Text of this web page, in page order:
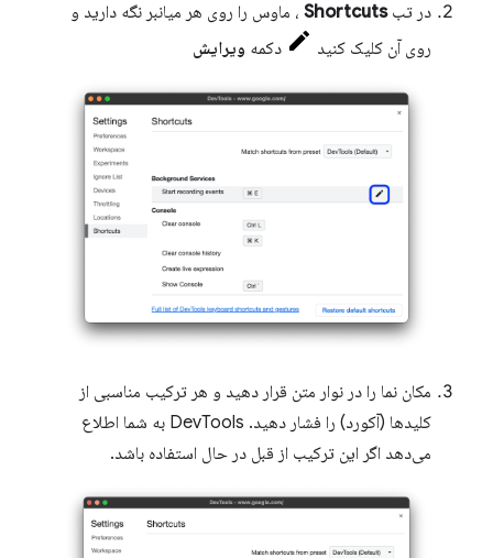
در تبShortcuts ، ماوس را روی هر میانبر نگه دارید و
روی آن کلیک کنید
دکمه ویرایش
مکان نما را در نوار متن قرار دهید و هر ترکیب مناسبی از
کلیدها (آکورد) را فشار دهید. DevTools به شما اطلاع
می‌دهد اگر این ترکیب از قبل در حال استفاده باشد.